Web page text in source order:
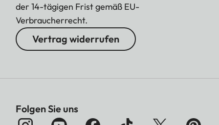
der 14-tägigen Frist gemäß EU-
Verbraucherrecht.
Vertrag widerrufen
Folgen Sie uns